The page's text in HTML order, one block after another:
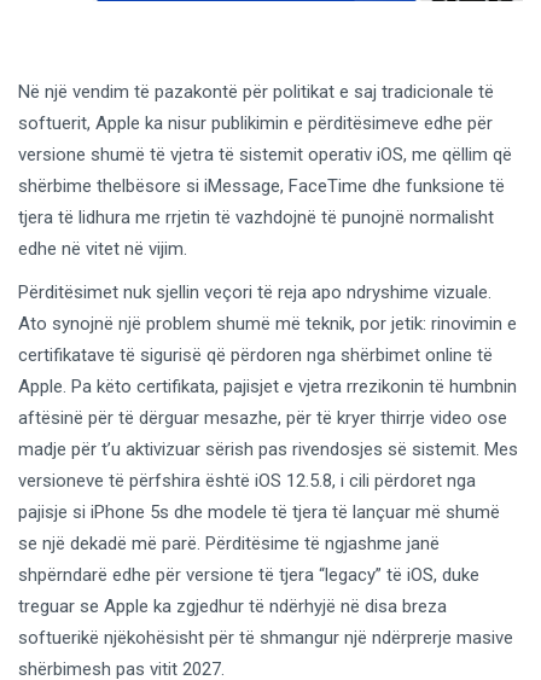
Në një vendim të pazakontë për politikat e saj tradicionale të
softuerit, Apple ka nisur publikimin e përditësimeve edhe për
versione shumë të vjetra të sistemit operativ iOS, me qëllim që
shërbime thelbësore si iMessage, FaceTime dhe funksione të
tjera të lidhura me rrjetin të vazhdojnë të punojnë normalisht
edhe në vitet në vijim.
Përditësimet nuk sjellin veçori të reja apo ndryshime vizuale.
Ato synojnë një problem shumë më teknik, por jetik: rinovimin e
certifikatave të sigurisë që përdoren nga shërbimet online të
Apple. Pa këto certifikata, pajisjet e vjetra rrezikonin të humbnin
aftësinë për të dërguar mesazhe, për të kryer thirrje video ose
madje për t’u aktivizuar sërish pas rivendosjes së sistemit. Mes
versioneve të përfshira është iOS 12.5.8, i cili përdoret nga
pajisje si iPhone 5s dhe modele të tjera të lançuar më shumë
se një dekadë më parë. Përditësime të ngjashme janë
shpërndarë edhe për versione të tjera “legacy” të iOS, duke
treguar se Apple ka zgjedhur të ndërhyjë në disa breza
softuerikë njëkohësisht për të shmangur një ndërprerje masive
shërbimesh pas vitit 2027.